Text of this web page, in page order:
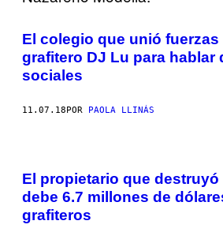
El colegio que unió fuerzas
grafitero DJ Lu para hablar
sociales
11.07.18 POR PAOLA LLINÁS
El propietario que destruyó
debe 6.7 millones de
grafiteros